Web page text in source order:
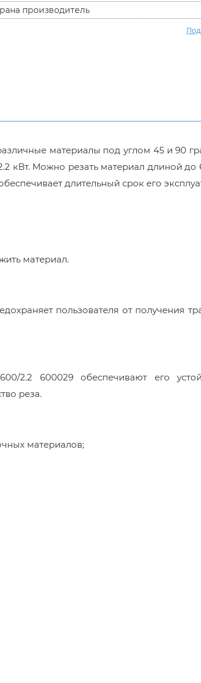
производитель
материалы под углом 45 и 90
кВт. Можно резать материал длиной
длительный срок его
материал.
пользователя от получения
2.2 600029 обеспечивают его
реза.
материалов;